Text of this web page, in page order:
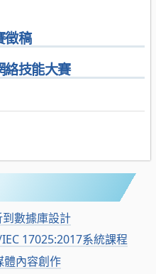
徵稿
絡技能大賽
數據庫設計
17025:2017系統課程
體內容創作